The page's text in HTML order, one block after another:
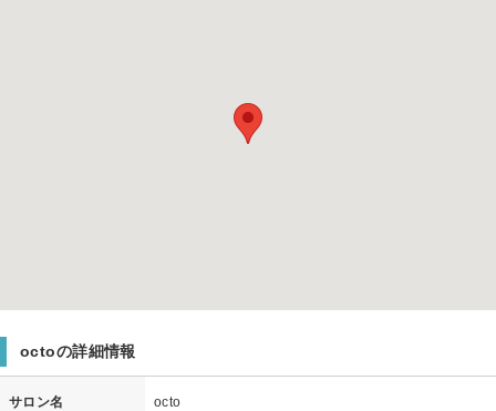
octoの詳細情報
サロン名
octo